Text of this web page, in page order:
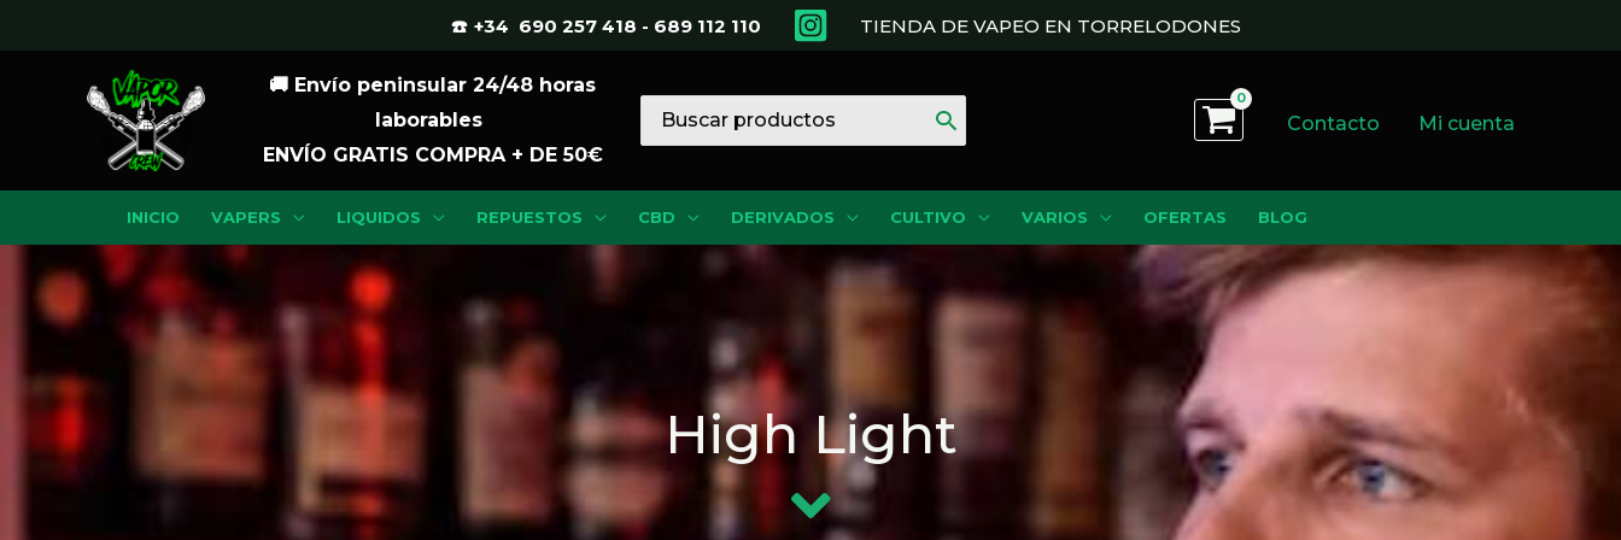
contenido
☎️ +34 690 257 418 - 689 112 110 TIENDA DE VAPEO EN TORRELODONES
🚚 Envío peninsular 24/48 horas
laborables
ENVÍO GRATIS COMPRA + DE 50€
Buscar
por:
Contacto Mi cuenta
INICIO VAPERS LIQUIDOS REPUESTOS CBD DERIVADOS CULTIVO VARIOS OFERTAS BLOG
High Light